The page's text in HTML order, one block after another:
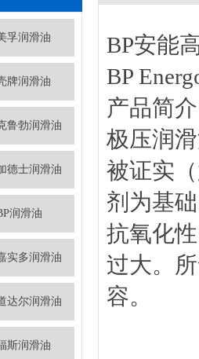
孚润滑油
牌润滑油
鲁勃润滑油
德士润滑油
润滑油
实多润滑油
达尔润滑油
斯润滑油
BP安能
BP
产品简
极压润
被证实
剂为基
抗氧化
过大。
容。